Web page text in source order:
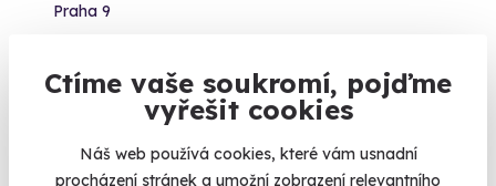
Ctíme vaše soukromí, pojďme
vyřešit cookies
Náš web používá cookies, které vám usnadní
procházení stránek a umožní zobrazení relevantního
Praha 9
3 690 Kč